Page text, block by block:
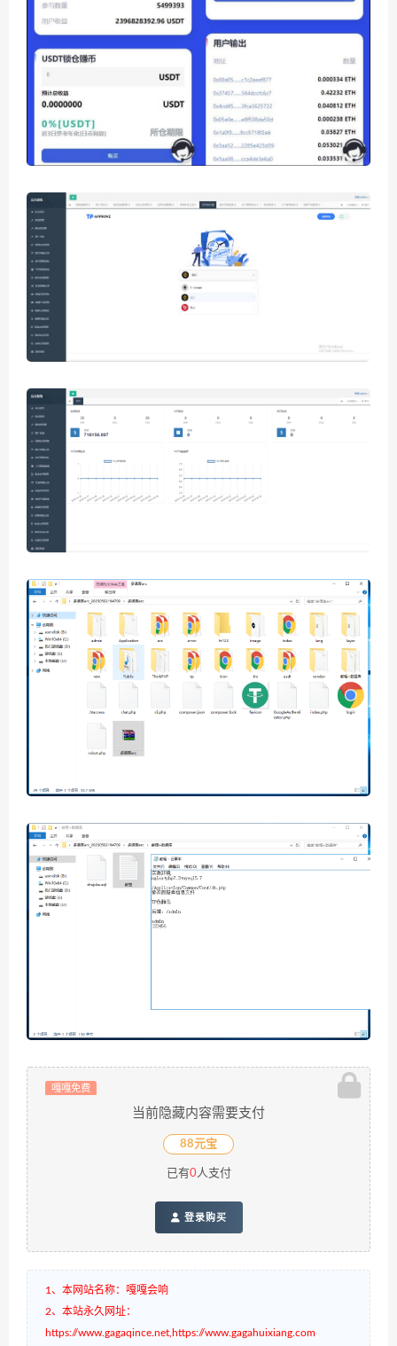
嘎嘎免费
当前隐藏内容需要支付
88元宝
已有0人支付
登录购买
1、本网站名称：嘎嘎会响
2、本站永久网址：
https://www.gagaqince.net,https://www.gagahuixiang.com